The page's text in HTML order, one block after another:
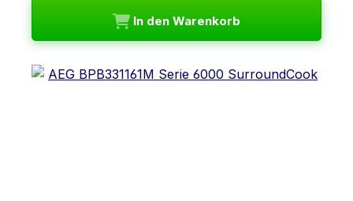
In den Warenkorb